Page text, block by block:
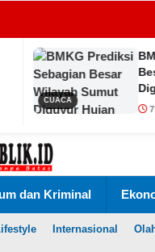
BMKG
Besar Wilayah
Diguyur Hujan
8 Agustus
7 Agu
dan Kriminal
Internasional